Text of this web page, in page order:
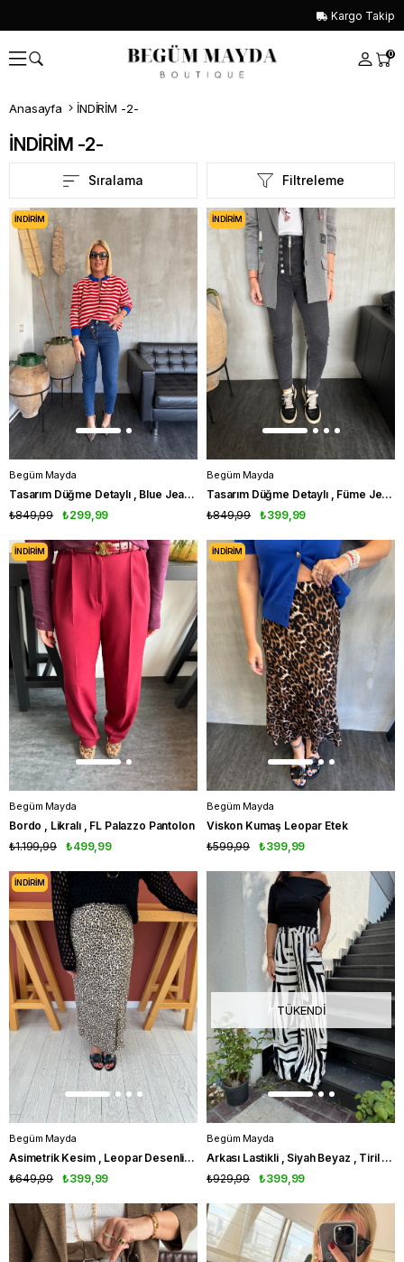
Kargo Takip
0
Anasayfa İNDİRİM -2-
İNDİRİM -2-
Filtreleme
Sıralama
Begüm Mayda
Tasarım Düğme Detaylı , Blue Jean Pantolon
₺299,99
₺849,99
İNDIRIM
Begüm Mayda
Tasarım Düğme Detaylı , Füme Jean Pantolon
₺399,99
₺849,99
İNDIRIM
Begüm Mayda
Bordo , Likralı , FL Palazzo Pantolon
₺499,99
₺1.199,99
İNDIRIM
Begüm Mayda
Viskon Kumaş Leopar Etek
₺399,99
₺599,99
İNDIRIM
Begüm Mayda
Asimetrik Kesim , Leopar Desenli , Pamuk Saten Etek
₺399,99
₺649,99
İNDIRIM
TÜKENDI
Begüm Mayda
Arkası Lastikli , Siyah Beyaz , Tiril Pantolon
₺399,99
₺929,99